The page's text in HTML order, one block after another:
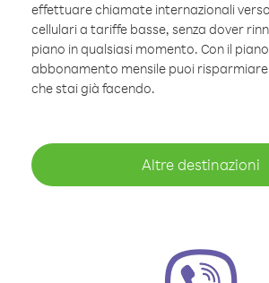
effettuare chiamate internazionali
cellulari a tariffe basse, senza dover
piano in qualsiasi momento. Con il
abbonamento mensile puoi
che stai già facendo.
Altre destinazioni